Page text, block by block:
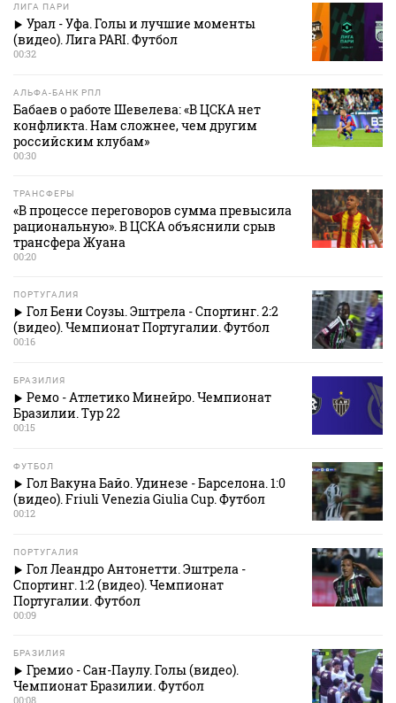
ЛИГА ПАРИ
Урал - Уфа. Голы и лучшие моменты
(видео). Лига PARI. Футбол
00:32
АЛЬФА-БАНК РПЛ
Бабаев о работе Шевелева: «В ЦСКА нет
конфликта. Нам сложнее, чем другим
российским клубам»
00:30
ТРАНСФЕРЫ
«В процессе переговоров сумма превысила
рациональную». В ЦСКА объяснили срыв
трансфера Жуана
00:20
ПОРТУГАЛИЯ
Гол Бени Соузы. Эштрела - Спортинг. 2:2
(видео). Чемпионат Португалии. Футбол
00:16
БРАЗИЛИЯ
Ремо - Атлетико Минейро. Чемпионат
Бразилии. Тур 22
00:15
ФУТБОЛ
Гол Вакуна Байо. Удинезе - Барселона. 1:0
(видео). Friuli Venezia Giulia Cup. Футбол
00:12
ПОРТУГАЛИЯ
Гол Леандро Антонетти. Эштрела -
Спортинг. 1:2 (видео). Чемпионат
Португалии. Футбол
00:09
БРАЗИЛИЯ
Гремио - Сан-Паулу. Голы (видео).
Чемпионат Бразилии. Футбол
00:08